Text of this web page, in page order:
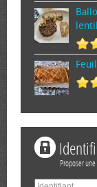
Proposer